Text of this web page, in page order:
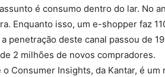
é consumo dentro do lar. No
Enquanto isso, um e-shopper faz
penetração deste canal passou de
2 milhões de novos compradores.
o Consumer Insights, da Kantar, é